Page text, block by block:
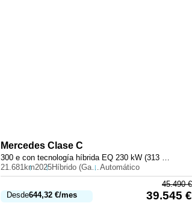
Mercedes Clase C
300 e con tecnología híbrida EQ 230 kW (313 CV)
21.681km2025 Híbrido (Gasolina)Automático
Desde644,32 €/mes
45.490€
39.545 €